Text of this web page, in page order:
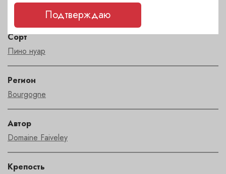
Франция
Сорт
Пино нуар
Регион
Bourgogne
Автор
Domaine Faiveley
Крепость
Подтверждаю